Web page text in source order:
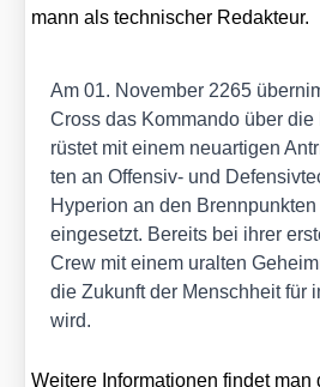
mann als tech­ni­scher Redak­teur.
Am 01. Novem­ber 2265
Cross das Kom­man­do über
rüs­tet mit einem neu­ar­ti­gen
ten an Offen­siv- und
Hype­ri­on an den
ein­ge­setzt. Bereits bei ihrer
Crew mit einem uralten
die Zukunft der Mensch­heit für
wird.
Wei­te­re Infor­ma­tio­nen fin­det man